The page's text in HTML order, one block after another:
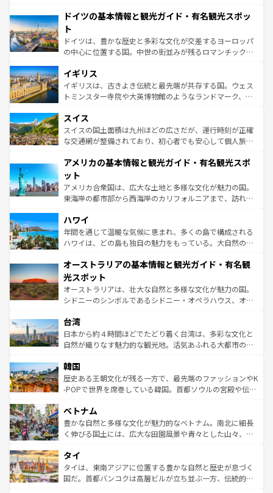
せる。地方によって風土や気候が異なるスペインはその個
ンテンツ一覧 を参照してほしい。
で、幅広い魅力が詰まっている。華麗な宮殿、歴史的な大
聖堂、美しいビーチ、そして豊かな自然が、訪れる者を心
から魅了する。また、フランスは美食の国としても知ら
れ、フランス料理はユネスコ無形文化遺産にも登録されて
香り高いラベンダー畑など、多彩な楽しみ方が可能だ。さ
らに、パリ以外の地域にも魅力が溢れており、どの街角に
も豊かな歴史と文化が息づいている。パリ以外の個性あふ
を参照してほしい。
ドイツの基本情報と観光ガイド・有名観光スポッ
ト
ドイツは、豊かな歴史と多彩な文化が交差するヨーロッパ
の中心に位置する国。中世の街並みが残るロマンチック街
顔を持つこの国は、どこを歩いても飽きることがない。ベ
ルリンの文化的活気、バイエルン州のアルプスの絶景、そ
してライン川沿いのワイン畑といった風景は必見。ビール
は、お酒好きな人にはぜひ体験してほしい。 なお、新着の
ドイツ情報はコンテンツ一覧を参照してほしい。
イギリス
イギリスは、古きよき伝統と最先端が共存する国。ウェス
トミンスター寺院や大英博物館のようなランドマーク、歴
リアごとに異なる魅力がある。また、優雅なアフタヌーン
ティー、ビール好きにはたまらない英国パブ、サッカー観
戦など、本場だからこそできる体験も豊富。イギリスを旅
ンツ一覧を参照してほしい。
スイス
スイスの国土面積は九州ほどの広さだが、運行時刻が正確
な交通網が整備されており、初心者でも安心して個人旅行
の建物がそのまま残る町や、スイスならではのユニークな
博物館もあり、アルプス観光だけでなく町歩きも満喫する
ことができる。国民の所得が高いため物価も高いが、旅行
者向けの交通パス提供のサービスもあり、うまく活用すれ
着のスイス情報は
アメリカの基本情報と観光ガイド・有名観光スポ
ット
アメリカ合衆国は、広大な土地と多様な文化が魅力の国。
東海岸の都市部から西海岸のカリフォルニアまで、訪れる
のような巨大都市は、観光、ショッピング、エンターテイ
ンメントが詰まった刺激的なスポットだ。一方、アメリカ
西部には大自然が広がり、グランドキャニオンやイエロー
部のニューオーリンズでは、音楽と美食が融合した独特の
文化が魅力。旅行者はアメリカの各地域で異なる魅力を楽
しみながら、その多様性と豊かな歴史を感じることができ
るだろう。車でのロードトリップや列車の旅も、アメリカ
情報は
ハワイ
年間を通じて温暖な気候に恵まれ、多くの島で構成される
ハワイは、どの島も独自の魅力をもっている。大自然の神
ワイ島は見逃せない。また、定番の観光地といえばオアフ
島だが、静かな自然を求めるならマウイ島やカウアイ島が
おすすめ。エメラルドグリーンに輝く海をはじめ、豊かな
文化や歴史が息づいている。「アロハスピリット」と呼ば
人々、おいしいローカルフードやハワイアンミュージッ
ク、伝統的なフラダンスなど、すべてがハワイの魅力を彩
っている。訪れるたびに新しい発見と感動が待っているハ
はコンテンツ一覧
オーストラリアの基本情報と観光ガイド・有名観
光スポット
オーストラリアは、壮大な自然と多様な文化が魅力の国。
シドニーのシンボルであるシドニー・オペラハウス、オー
リアリーフや大陸中央部にそびえるウルル（エアーズロッ
ク）、タスマニアの美しい原生林やケアンズの熱帯雨林な
ど、見どころがたくさん。また、カフェやワイン、オージ
いる。アクティビティも充実しており、サーフィンやダイ
ビング、ハイキングなど、アウトドア好きにはたまらな
い。オーストラリアの多彩な魅力を存分に味わいつくそ
参照してほしい。
台湾
日本から約４時間ほどでたどり着く台湾は、多彩な文化と
自然が織りなす魅力的な観光地。活気あふれる大都市の台
ン）、静ひつな山岳地帯である台湾東部など、都市の喧騒
と山間の静けさが共存しており、訪れる人に新しい発見と
驚きをもたらしてくれる。また、奥深い台湾の食文化も魅
容にもいいと評判のスイーツなど、バラエティ豊かな料理
が味わえる。 なお、新着の台湾情報は コンテンツ一覧を参
照してほしい。
韓国
歴史ある王朝文化が残る一方で、最先端のファッションやK
-POPで世界を席巻している韓国。首都ソウルの宮殿や伝統
き、地方に足を延ばせば四季折々の自然美を楽しむことが
できる。そして、キムチや焼肉、絶品のストリートフード
まで、さまざまな韓国料理が待っている。夜には、韓国な
リティに包まれながら、韓国の多彩な魅力を心ゆくまで味
わってみてほしい。 なお、新着の韓国情報はコンテンツ一
覧を参照してほしい。
ベトナム
豊かな自然と多様な文化が魅力的なベトナム。南北に細長
く伸びる国土には、広大な田園風景や青々とした山々、世
急速な発展と共に伝統が息づく。ハノイの古い町並みやホ
ーチミン市のフランス統治時代の建物も、独特の雰囲気を
醸し出している。また、バラエティの豊かさとおいしさで
タイ
タイは、東南アジアに位置する豊かな自然と歴史が息づく
国だ。首都バンコクは高層ビルが立ち並ぶ一方、伝統的な